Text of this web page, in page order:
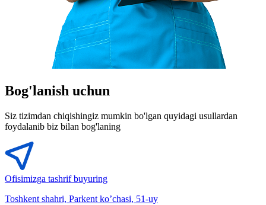
Bog'lanish uchun
Siz tizimdan chiqishingiz mumkin bo'lgan quyidagi usullardan
foydalanib biz bilan bog'laning
Ofisimizga tashrif buyuring
Toshkent shahri, Parkent ko’chasi, 51-uy